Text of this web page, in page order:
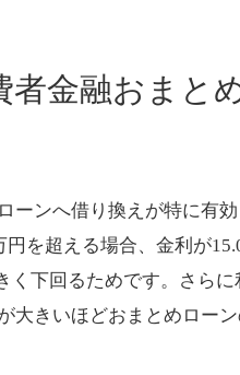
者金融おまと
ーンへ借り換えが特に有
を超える場合、金利が
く下回るためです。さら
大きいほどおまとめローン